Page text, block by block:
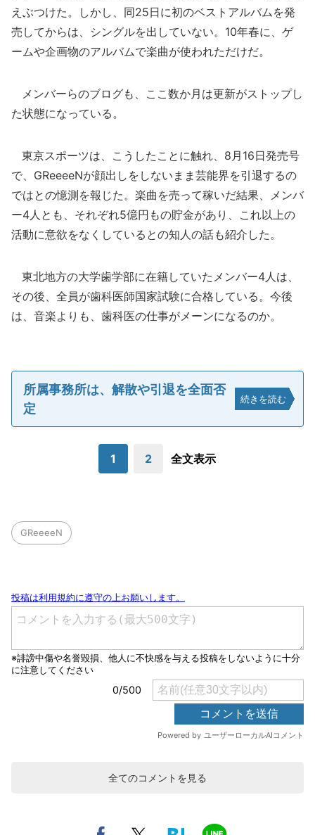
えぶつけた。しかし、同25日に初のベストアルバムを発
売してからは、シングルを出していない。10年春に、ゲ
ームや企画物のアルバムで楽曲が使われただけだ。
メンバーらのブログも、ここ数か月は更新がストップし
た状態になっている。
東京スポーツは、こうしたことに触れ、8月16日発売号
で、GReeeeNが顔出しをしないまま芸能界を引退するの
ではとの憶測を報じた。楽曲を売って稼いだ結果、メンバ
ー4人とも、それぞれ5億円もの貯金があり、これ以上の
活動に意欲をなくしているとの知人の話も紹介した。
東北地方の大学歯学部に在籍していたメンバー4人は、
その後、全員が歯科医師国家試験に合格している。今後
は、音楽よりも、歯科医の仕事がメーンになるのか。
所属事務所は、解散や引退を全面否
定
続きを読む
1 2 全文表示
GReeeeN
全てのコメントを見る